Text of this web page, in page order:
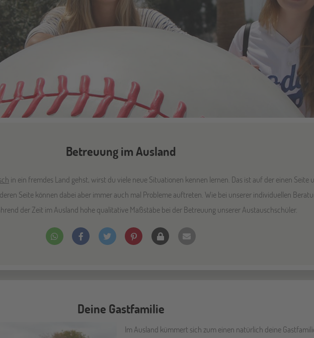
Betreuung im Ausland
in ein fremdes Land gehst, wirst du viele neue Situationen kennen lernen. Das ist auf der einen Seite
Seite können dabei aber immer auch mal Probleme auftreten. Wie bei unserer individuellen
der Zeit im Ausland hohe qualitative Maßstäbe bei der Betreuung unserer Austauschschüler.
Deine Gastfamilie
Im Ausland kümmert sich zum einen natürlich deine